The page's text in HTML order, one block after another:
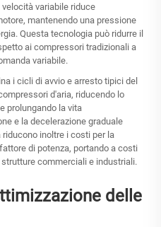
variabile riduce
mantenendo una pressione
Questa tecnologia può ridurre il
ai compressori tradizionali a
variabile.
i cicli di avvio e arresto tipici del
d'aria, riducendo lo
prolungando la vita
e la decelerazione graduale
inoltre i costi per la
di potenza, portando a costi
commerciali e industriali.
delle